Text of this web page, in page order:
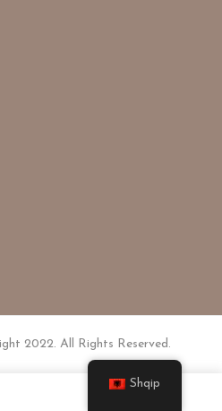
2022. All Rights Reserved.
Shqip